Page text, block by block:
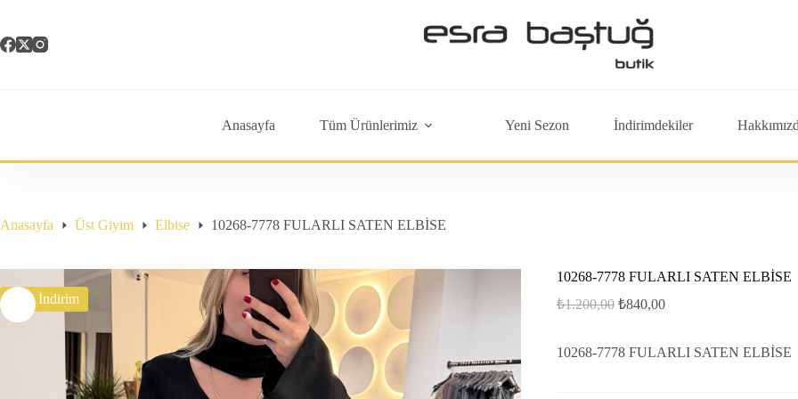
content
Anasayfa Tüm Ürünlerimiz Yeni Sezon İndirimdekiler
Anasayfa Üst Giyim Elbise 10268-7778 FULARLI SATEN ELBİSE
%30 İndirim
10268-7778 FULARLI SATEN ELBİSE
₺1.200,00 ₺840,00
10268-7778 FULARLI SATEN ELBİSE